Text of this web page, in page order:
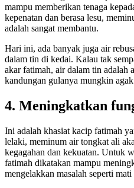
mampu memberikan tenaga
kepenatan dan berasa lesu,
adalah sangat membantu.
Hari ini, ada banyak juga air
dalam tin di kedai. Kalau tak
akar fatimah, air dalam tin adalah
kandungan gulanya mungkin
4. Meningkatkan
Ini adalah khasiat kacip fatimah
lelaki, meminum air tongkat ali
kegagahan dan kekuatan. Untuk
fatimah dikatakan mampu
mengelakkan masalah seperti